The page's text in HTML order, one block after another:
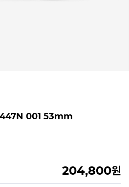
001 53mm
204,800원